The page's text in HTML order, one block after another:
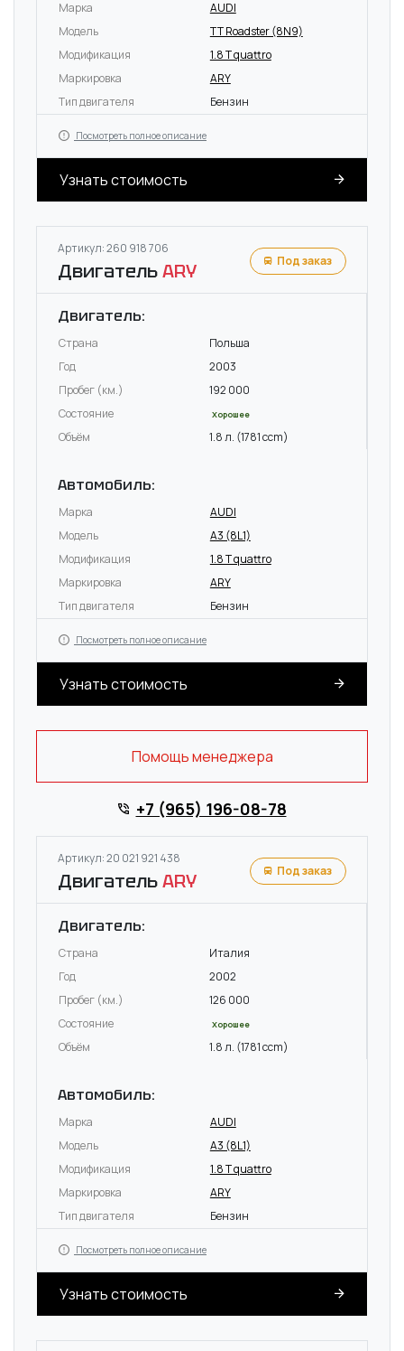
Марка
AUDI
Модель
TT Roadster (8N9)
Модификация
1.8 T quattro
Маркировка
ARY
Тип двигателя
Бензин
Посмотреть полное описание
Узнать стоимость
Артикул: 260 918 706
ДвигательARY Под заказ
Двигатель:
Страна
Польша
Год
2003
Пробег (км.)
192 000
Состояние
Хорошее
Объём 1.8 л. (1781 ccm)
Автомобиль:
Марка
AUDI
Модель
A3 (8L1)
Модификация
1.8 T quattro
Маркировка
ARY
Тип двигателя
Бензин
Посмотреть полное описание
Узнать стоимость
Помощь менеджера
+7 (965) 196-08-78
Артикул: 20 021 921 438
ДвигательARY Под заказ
Двигатель:
Страна
Италия
Год
2002
Пробег (км.)
126 000
Состояние
Хорошее
Объём 1.8 л. (1781 ccm)
Автомобиль:
Марка
AUDI
Модель
A3 (8L1)
Модификация
1.8 T quattro
Маркировка
ARY
Тип двигателя
Бензин
Посмотреть полное описание
Узнать стоимость